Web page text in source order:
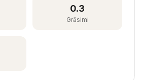
0.3
Grăsimi